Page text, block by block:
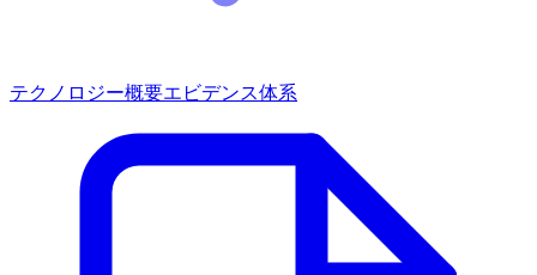
テクノロジー概要エビデンス体系